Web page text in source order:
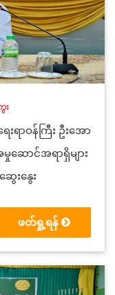
း
ရာဝန်ကြီး ဦးအော
ောင်အရာရှိများ
းနွေး
ဖတ်ရှု့ရန်